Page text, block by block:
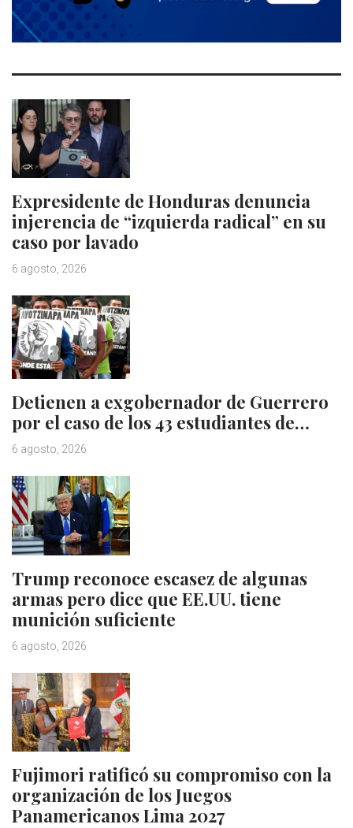
Expresidente de Honduras denuncia
injerencia de “izquierda radical” en su
caso por lavado
6 agosto, 2026
Detienen a exgobernador de Guerrero
por el caso de los 43 estudiantes de…
6 agosto, 2026
Trump reconoce escasez de algunas
armas pero dice que EE.UU. tiene
munición suficiente
6 agosto, 2026
Fujimori ratificó su compromiso con la
organización de los Juegos
Panamericanos Lima 2027